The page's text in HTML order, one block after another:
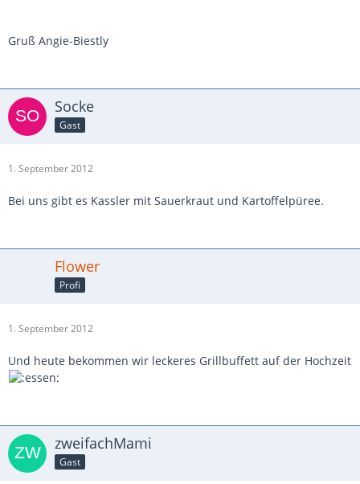
Gruß Angie-Biestly
Socke
Gast
1. September 2012
Bei uns gibt es Kassler mit Sauerkraut und Kartoffelpüree.
Flower
Profi
1. September 2012
Und heute bekommen wir leckeres Grillbuffett auf der Hochzeit
zweifachMami
Gast